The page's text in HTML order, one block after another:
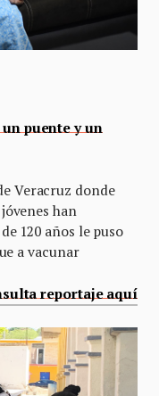
puente y un
Veracruz donde
han
120 años le puso
a vacunar
reportaje aquí